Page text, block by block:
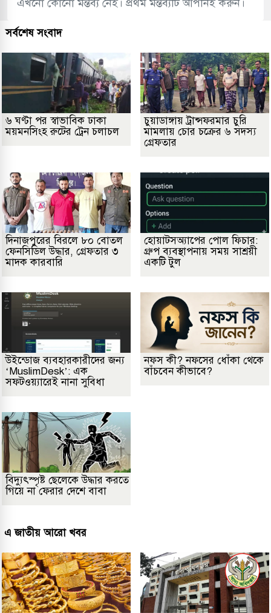
এখনো কোনো মন্তব্য নেই। প্রথম মন্তব্যটি আপনিই করুন।
সর্বশেষ সংবাদ
৬ ঘণ্টা পর স্বাভাবিক ঢাকা
ময়মনসিংহ রুটের ট্রেন চলাচল
চুয়াডাঙ্গায় ট্রান্সফরমার চুরি
মামলায় চোর চক্রের ৬ সদস্য
গ্রেফতার
দিনাজপুরের বিরলে ৮০ বোতল
ফেনসিডিল উদ্ধার, গ্রেফতার ৩
মাদক কারবারি
হোয়াটসঅ্যাপের পোল ফিচার:
গ্রুপ ব্যবস্থাপনায় সময় সাশ্রয়ী
একটি টুল
উইন্ডোজ ব্যবহারকারীদের জন্য
‘MuslimDesk’: এক
সফটওয়্যারেই নানা সুবিধা
নফস কী? নফসের ধোঁকা থেকে
বাঁচবেন কীভাবে?
বিদ্যুৎস্পৃষ্ট ছেলেকে উদ্ধার করতে
গিয়ে না ফেরার দেশে বাবা
এ জাতীয় আরো খবর